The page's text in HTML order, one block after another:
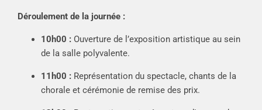
Déroulement de la journée :
10h00 : Ouverture de l’exposition artistique au sein
de la salle polyvalente.
11h00 : Représentation du spectacle, chants de la
chorale et cérémonie de remise des prix.